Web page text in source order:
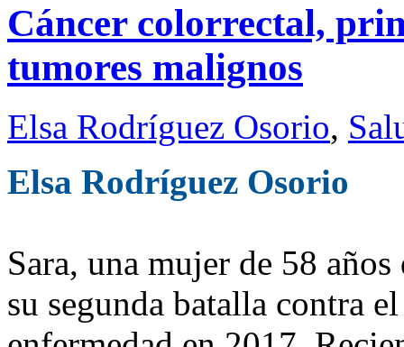
Cáncer colorrectal,
tumores malignos
Elsa Rodríguez Osorio,
Elsa Rodríguez Osorio
Sara, una mujer de 58
su segunda batalla contra